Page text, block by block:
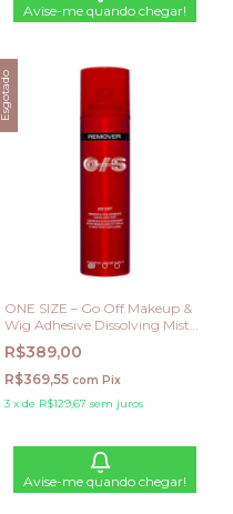
Avise-me quando chegar!
Esgotado
ONE SIZE – Go Off Makeup &
Wig Adhesive Dissolving Mist
(Remover de Make e Cola
Adesiva Capilar)
R$389,00
R$369,55 com Pix
3 x de R$129,67 sem juros
Avise-me quando chegar!